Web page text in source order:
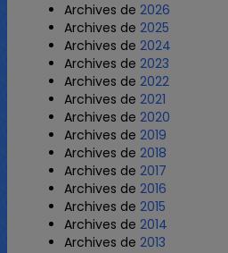
Archives de 2026
Archives de 2025
Archives de 2024
Archives de 2023
Archives de 2022
Archives de 2021
Archives de 2020
Archives de 2019
Archives de 2018
Archives de 2017
Archives de 2016
Archives de 2015
Archives de 2014
Archives de 2013